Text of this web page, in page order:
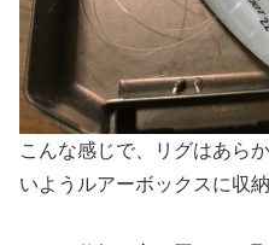
こんな感じで、リグはあら
いようルアーボックスに収納